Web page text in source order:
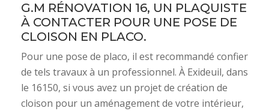
G.M RÉNOVATION 16, UN PLAQUISTE
À CONTACTER POUR UNE POSE DE
CLOISON EN PLACO.
Pour une pose de placo, il est recommandé confier
de tels travaux à un professionnel. À Exideuil, dans
le 16150, si vous avez un projet de création de
cloison pour un aménagement de votre intérieur,